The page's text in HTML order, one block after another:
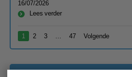
16/07/2026
Lees verder
1 2 3 47 Volgende